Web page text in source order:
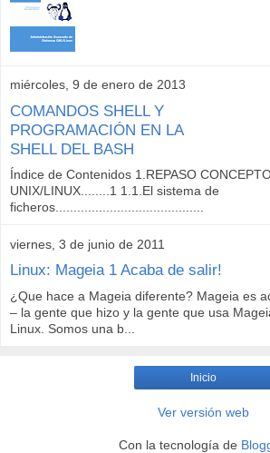
miércoles, 9 de enero de 2013
COMANDOS SHELL Y
PROGRAMACIÓN EN LA
SHELL DEL BASH
Índice de Contenidos 1.REPASO
UNIX/LINUX........1 1.1.El sistema de
ficheros.........................................
viernes, 3 de junio de 2011
Linux: Mageia 1 Acaba de salir!
¿Que hace a Mageia diferente? Mageia es
– la gente que hizo y la gente que usa
Linux. Somos una b...
Inicio
Ver versión web
Con la tecnología de